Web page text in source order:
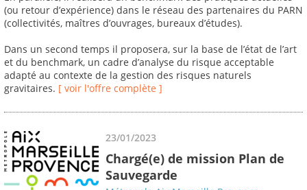
(ou retour d’expérience) dans le réseau des partenaires du PARN
(collectivités, maîtres d’ouvrages, bureaux d’études).
Dans un second temps il proposera, sur la base de l’état de l’art
et du benchmark, un cadre d’analyse du risque acceptable
adapté au contexte de la gestion des risques naturels
gravitaires. [ voir l'offre complète ]
23/01/2023
Chargé(e) de mission Plan de
Sauvegarde